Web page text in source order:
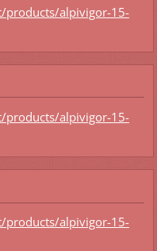
products/alpivigor-15-
products/alpivigor-15-
products/alpivigor-15-